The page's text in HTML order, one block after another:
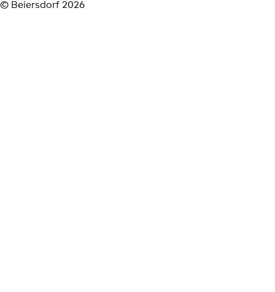
© Beiersdorf 2026